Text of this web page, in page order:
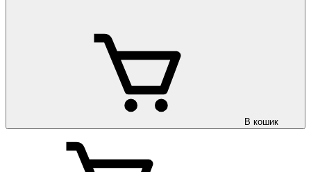
В кошик